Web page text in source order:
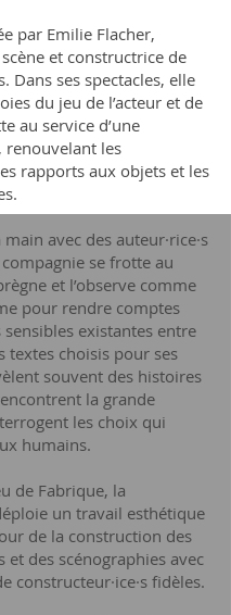
par Emilie Flacher,
et constructrice de
Dans ses spectacles, elle
du jeu de l’acteur et de
au service d’une
renouvelant les
rapports aux objets et les
avec des auteur·rice·s
compagnie se frotte au
et l’observe comme
pour rendre comptes
existantes entre
textes choisis pour ses
souvent des histoires
la grande
les choix qui
humains.
de Fabrique, la
un travail esthétique
de la construction des
et des scénographies avec
constructeur·ice·s fidèles.